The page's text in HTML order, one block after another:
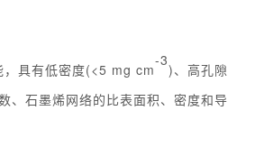
，具有低密度(<5 mg cm
-3
)、高孔隙
、石墨烯网络的比表面积、密度和导